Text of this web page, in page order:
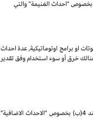
دخل العمولة الخاص المذكور في البند 4(أ) بخصوص "احداث الغنيمة" والتي
او برامج اوتوماتيكية, عدة احداث
خرق أو سوء استخدام وفق تقدير
تقوم بكسب دخل العمولة الخاص المذكور في البند 4(ب) بخصوص "الاحداث الاضافية"